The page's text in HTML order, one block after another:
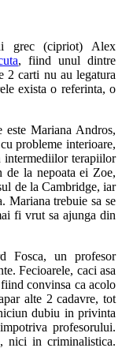
grec (cipriot) Alex
, fiind unul dintre
2 carti nu au legatura
exista o referinta, o
este Mariana Andros,
probleme interioare,
intermediilor terapiilor
de la nepoata ei Zoe,
de la Cambridge, iar
Mariana trebuie sa se
fi vrut sa ajunga din
Fosca, un profesor
Fecioarele, caci asa
convinsa ca acolo
alte 2 cadavre, tot
dubiu in privinta
profesorului.
nici in criminalistica.